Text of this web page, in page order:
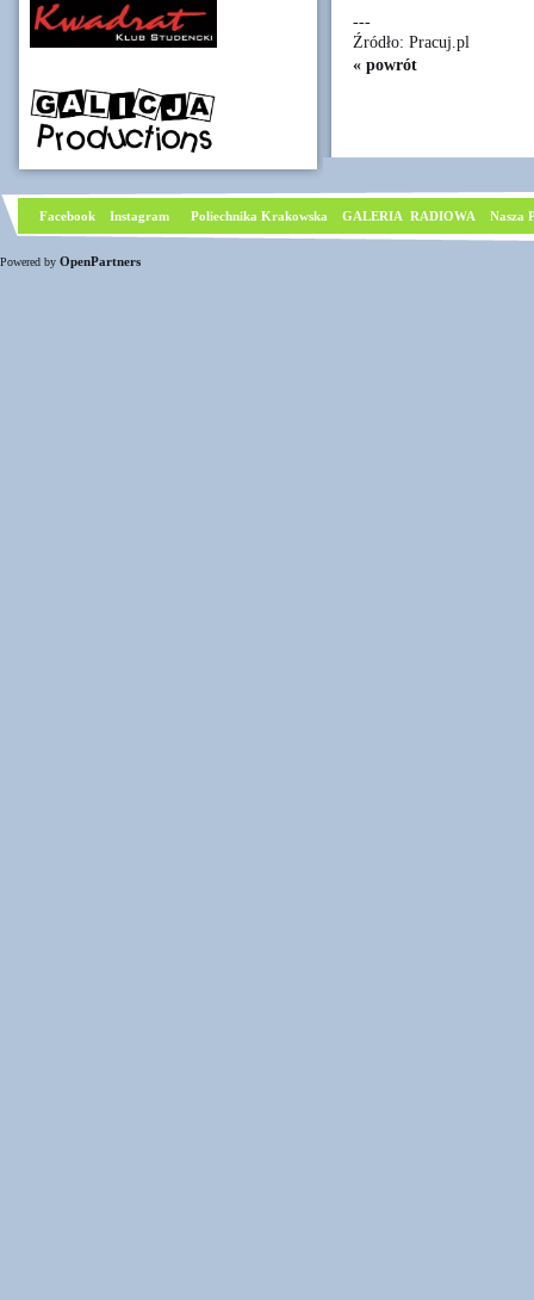
---
Źródło: Pracuj.pl
« powrót
Facebook Instagram Poliechnika Krakowska GALERIA RADIOWA Nasza
Powered by OpenPartners